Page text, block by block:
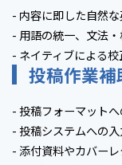
- 内容に即した自然
- 用語の統一、文法
- ネイティブによる
投稿作業補
- 投稿フォーマット
- 投稿システムへの
- 添付資料やカバー